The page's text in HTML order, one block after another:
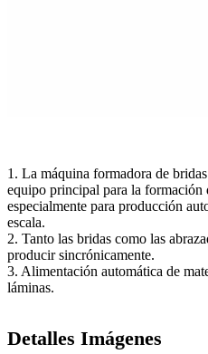
1. La máquina formadora de
equipo principal para la
especialmente para producción
escala.
2. Tanto las bridas como las
producir sincrónicamente.
3. Alimentación automática de
láminas.
Detalles Imágenes